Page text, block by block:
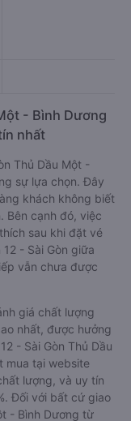
- Bình Dương
nhất
Thủ Dầu Một -
sự lựa chọn. Đây
khách không biết
Bên cạnh đó, việc
sau khi đặt vé
- Sài Gòn giữa
vẫn chưa được
giá chất lượng
nhất, được hưởng
- Sài Gòn Thủ Dầu
mua tại website
lượng, và uy tín
Đối với bất cứ giao
- Bình Dương từ